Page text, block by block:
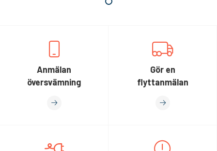
Anmälan
översvämning
Gör en
flyttanmälan